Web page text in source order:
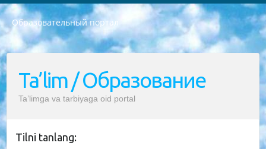
Образовательный портал
РЕСПУБЛИКА УЗБЕКИСТАН МИНИСТРЕРСТВО ДОШКОЛЬНОГО И ШКОЛЬНОГО ОБРАЗОВАНИЯ КОМАНДА в общеобразовательных учреждениях в 2023-2024 учебном году организация и проведение итоговой государственной аттестации обучающихся о Министра дошкольного и школьного образования Республики Узбекистан от 4 марта 2008 года (постановлением Минюста от 20 марта 2008 года № 1778 государственной регистрации) «Итоговое состояние учащихся общего среднего образования на основании положения об утверждении положения об аттестации общего среднего образования выпускной экзамен студентов в образовательных учреждениях в 2023-2024 учебном году В целях организации и прохождения аттестации приказываю: 1. Следующее: перечень предметов, по которым будет проводиться итоговая государственная аттестация и экзамен формы перевода согласно приложению 1; сертификаты международного образца, оценивающие уровень владения иностранными языками перечень согласно приложению 2; 2. Педагогический при специализированных образовательных учреждениях. научно-практический центр квалификации и международной оценки (Д.Давидова) 2024 г. До 25 марта: задания по предметам, по которым будет проводиться итоговая аттестация разработка и утверждение технических условий; итоговая аттестация на основании разработанного предметного задания разработка вопросов по предметам (устно и письменно), экзамен передача; общеобразовательные средние школы и специальные учебные заведения учащиеся выпускных классов школ и интернатов в агентской системе подготовка базы данных экзаменационных материалов и критериев оценки; перевод базы экзаменационных материалов на все языки обучения подать в Республиканский образовательный центр для изготовления; варианты экзаменов на основе разработанных контрольных материалов пусть будут поставлены задачи формирования. 3. Республиканский образовательный центр (Ш.Худайкулов) до 5 апреля 2024 года. до: база данных предоставленных экзаменационных материалов на все языки обучения перевод и экспертиза; для слепых, слабовидящих, глухих, слабослышащих и умственно отсталых детей учащиеся выпускных классов специализированных школ и школ-интернатов база данных экзаменационных материалов на всех преподаваемых языках подготовка критериев оценки; специализированные школы для умственно отсталых детей и технологии для учащихся выпускных классов школ-интернатов разработка соответствующих рекомендаций и критериев проведения ЕГЭ по естествознанию давать задания. 4. Педагогический при специализированных образовательных учреждениях. Научно-практический центр навыков и международной оценки (Д.Давидова), Республика образовательный центр (Худайкулов Ш.) итоговый государственный аттестационный экзамен ориентирован на творческое и логическое мышление при подготовке базы материалов учитывать введение заданий. 5. Следует отметить, что: сертификат государственного образца о знании общеобразовательного предмета и как минимум национальный уровень B1 по предметам на иностранных языках, указанным в Приложении 2. или международно признанный сертификат эквивалентного уровня студенты, изучающие определенный предмет, освобождаются от экзамена; по соответствующим предметам запланирована итоговая государственная аттестация за день до дня, путем жеребьевки Рабочей группой (в письменной форме по предметам, проводимым в форме) из числа сформированных вариантов выбрано 2 варианта; 2 выбранных варианта экзамена анонсированы на официальном сайте министерства и все выпускники по всей стране на основе этих вариантов проводит итоговую государственную аттестацию. 6. Государственное образование учащихся средних общеобразовательных учреждений. знания в соответствии с квалификационными требованиями, которые необходимо приобрести на основании стандартов итоговый (выпускной) контроль для 9 и 11 классов в целях тестирования Экзамены (далее – экзамены) состоят из предметов, перечисленных в приложении 1. будет сделано. 7. Экзамены пройдут с 26 мая по 15 июня 2024 г. (кроме науки физического воспитания). 8. Физическая для учащихся 9 классов общесредних образовательных учреждений. Экзамены по предмету «Образование, квалификация медицина» 1-6 мая 2024 года. сотрудники перевести под присмотр (с отклонениями в физическом или умственном развитии) специализированная школа для детей, школы-интернаты и со сколиозом школы-интернаты санаторного типа для больных детей исключены). 9. Он был слепым, слабовидящим и имел нарушения опорно-двигательного аппарата. экзамены в специализированных школах и интернатах для детей должны проводиться исходя из требований, предъявляемых к общеобразовательным учреждениям (физкультура кроме науки). 10. Специализированная школа для глухих и слабослышащих детей. и экзамены в интернатах и быть реализован в виде письменного теста по математике. 11. Специальность для умственно отсталых детей. Для 9 класса Родной язык и литературное письмо Государственный язык (язык обучения – узбекский). для неклассов) написано Математическое письмо Письменная/устная история Узбекистана Физическое воспитание практично Итоговый контроль Для 11 класса Написание родного языка и литературы (эссе) Математическое письмо Узбекский язык (обучение на узбекском языке) не посещающее общее среднее образование для учреждений)/Образовательное учреждение выбор письменный и устный Иностранный язык письменный/устный Письменная/устная история Узбекистана *По выбору студента:  Химия  Физика  Основы государственного права  География 10 бесплатных образовательных ресурсов - Мы составили подборку онлайн-проектов с интерактивными упражнениями, видеолекциями и статьями. Они помогут вам обрести новые и освежить старые знания бесплатно. 1. «ИНТУИТ» Старейшая образовательная площадка Рунета. Здесь вы найдёте сотни текстовых и видеокурсов на десятки различных тем — от программирования до психологии. Многие курсы подготовлены российскими университетами и крупными международными компаниями вроде Intel и Microsoft. Самостоятельное обучение бесплатное, но желающие могут оплатить услуги персональных наставников. 2. «Смартия» знакомит с актуальными профессиями и подсказывает, как им обучаться. Выбрав заинтересовавшую вас специальность — SMM-специалист, фотограф, веб-дизайнер или другую, — увидите список необходимых для неё умений. Чтобы вы могли освоить их самостоятельно, для каждого умения площадка отображает подборку ссылок на учебные материалы. Хотя «Смартия» ориентируется на русскоязычную аудиторию, часть контента всё же доступна только на английском. 3. «Лекторий Физтеха» Проект Московского физико-технического института (Физтеха). С его помощью вы можете смотреть онлайн серии лекций, записанные на видео в этом вузе. В числе доступных предметов — физика, биология, химия, информационные технологии и другие. К некоторым лекциям администрация ресурса прилагает готовые конспекты, которые можно скачивать в PDF-формате. 4. ITMOcourses Онлайн-площадка Санкт-Петербургского национального исследовательского университета информационных технологий, механики и оптики (ИТМО). Ресурс предоставляет свободный доступ к курсам, разработанным в этом вузе. Каталог материалов разбит на четыре категории: «Оптические системы и технологии», «Приборостроение и робототехника», «Информационные технологии» и «Биотехнологии». Курсы состоят из видеолекций, интерактивных демонстраций и заданий. 5. «КиберЛенинка» Электронная научная библиотека открытого доступа. Каталог площадки регулярно обрастает текстами статей из различных научных изданий. Сгруппированные по журналам и рубрикам публикации можно читать онлайн или скачивать целиком в PDF-формате. Проект нацелен на популяризацию науки за счёт открытого доступа к качественной информации. 6. «ПостНаука» На этом ресурсе публикуют подборки видеолекций, составленные экспертами из разных отраслей и объединённые общими темами. Среди них, к примеру, есть серии «Биоинформатика и геномика», «Культура средневековой Скандинавии» и Cinema Studies о теории кино. Каждая подборка лекций — логически связанная история, рассказанная экспертом от первого лица. Кроме того, на сайте появляются научно-образовательные статьи и тесты на разные темы. 7. «Newочём» Команда проекта «Newочём» отбирает самые интересные тексты из англоязычных СМИ и переводит те из них, за которые голосуют участники сообщества «ВКонтакте». По большей части это научно-популярные статьи. Редакторы придумывают лишь заголовки, в остальном содержание переводов соответствует оригиналам. Полные тексты можно читать прямо в социальной сети. 8. InternetUrok Онлайн-база материалов по основным дисциплинам школьной программы. Информация на сайте структурирована по классам, предметам и темам (урокам). Каждый урок состоит из видеолекций и конспектов. Есть также интерактивные тренажёры и тесты для закрепления пройденного материала. Даже если вы давно окончили школу, возможность повторить программу старших классов всегда может пригодиться. 9. Edutainme Ещё один ресурс об образовании. В отличие от Newtonew, как мне кажется, Edutainme больше ориентируется на представителей индустрии: педагогов, предпринимателей, разработчиков образовательных проектов. Но и любой, кто просто стремится к саморазвитию, найдёт на сайте много полезного и интересного для себя. Например, информацию о новых курсах и образовательных сервисах. 10. Newtonew Онлайн-медиа об образовании и обучении в широком смысле. Авторы Newtonew пишут об инструментах, заведениях, тактиках и стратегиях, которые помогают учить других и получать новые знания самостоятельно. На этой площадке вы найдёте новости, обзоры, аналитические мат
Ta’lim / Образование
Ta’limga va tarbiyaga oid portal
Tilni tanlang: